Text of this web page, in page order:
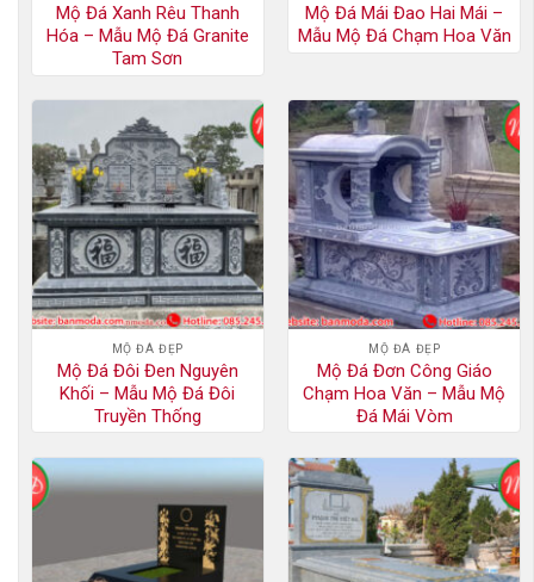
Mộ Đá Xanh Rêu Thanh
Hóa – Mẫu Mộ Đá Granite
Tam Sơn
Mộ Đá Mái Đao Hai Mái –
Mẫu Mộ Đá Chạm Hoa Văn
MỘ ĐÁ ĐẸP
Mộ Đá Đôi Đen Nguyên
Khối – Mẫu Mộ Đá Đôi
Truyền Thống
MỘ ĐÁ ĐẸP
Mộ Đá Đơn Công Giáo
Chạm Hoa Văn – Mẫu Mộ
Đá Mái Vòm